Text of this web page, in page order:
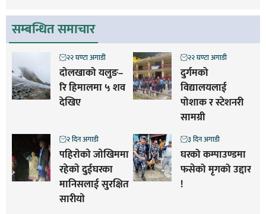
सम्बन्धित समाचार
दोलखाको यलुङ–
रि हिमालमा ५ शव
देखिए
२२ घण्टा अगाडी
दुर्गमको
विद्यालयलाई
पोशाक र स्टेशनरी
सामग्री
२२ घण्टा अगाडी
पहिराेकाे जाेखिममा
रहेकाे दुईघरका
मानिसलाई सुरक्षित
सारीयाे
२ दिन अगाडी
घरको कम्पाउण्डमा
फसेको मृगको उद्दार
!
३ दिन अगाडी